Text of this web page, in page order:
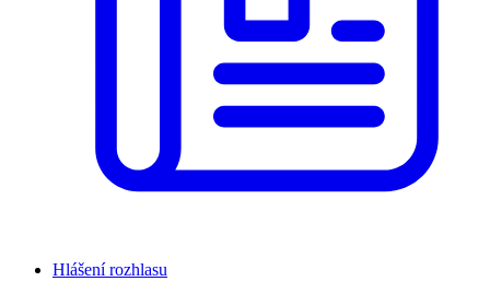
Hlášení rozhlasu